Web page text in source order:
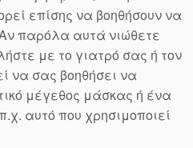
επίσης να βοηθήσουν να
παρόλα αυτά νιώθετε
με το γιατρό σας ή τον
να σας βοηθήσει να
μέγεθος μάσκας ή ένα
αυτό που χρησιμοποιεί